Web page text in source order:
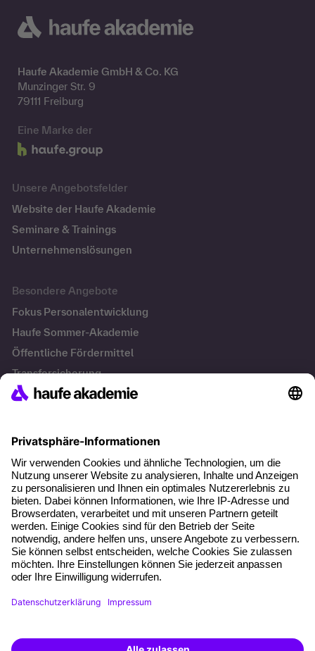
Haufe Akademie GmbH & Co. KG
Munzinger Str. 9
79111 Freiburg
Eine Marke der
Unsere Angebotsfelder
Website der Haufe Akademie
Seminare & Trainings
Unternehmenslösungen
Besondere Angebote
Fokus Personalentwicklung
Haufe Sommer-Akademie
Öffentliche Fördermittel
Transfersicherung
Führung im KI-Zeitalter: Wie Human-AI-Leadership Teams
stark macht
Operatives Personalmanagement: Aufgaben, Prozesse
und Grundlagen im Überblick
KI Texte menschlicher machen und unverwechselbar
bleiben
KI-Projekte zum Erfolg bringen